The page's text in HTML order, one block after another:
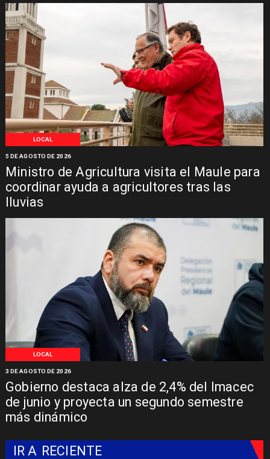
LOCAL
Ministro de Agricultura visita el Maule para
coordinar ayuda a agricultores tras las
lluvias
5 DE AGOSTO DE 2026
LOCAL
Gobierno destaca alza de 2,4% del Imacec
de junio y proyecta un segundo semestre
más dinámico
3 DE AGOSTO DE 2026
IR A RECIENTE